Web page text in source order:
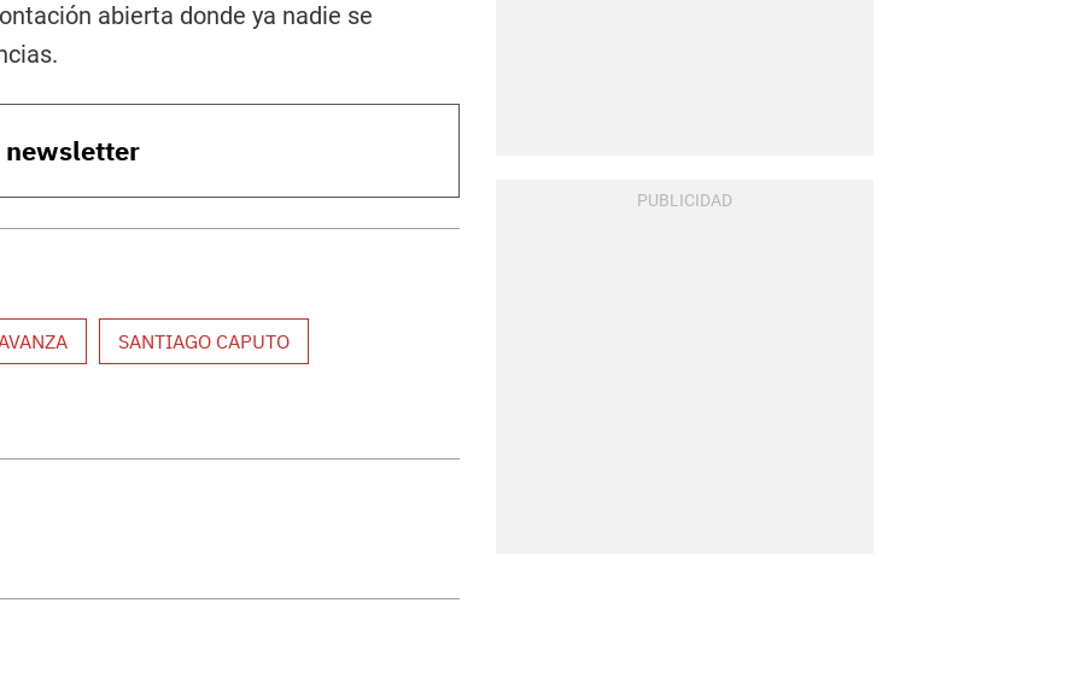
abierta donde ya nadie se
newsletter
SANTIAGO CAPUTO